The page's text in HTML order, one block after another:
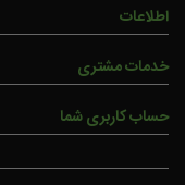
اطلاعات
خدمات مشتری
حساب کاربری شما